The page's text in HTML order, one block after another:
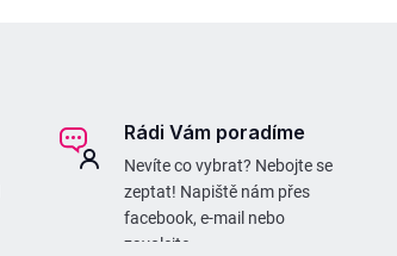
c
í
p
r
Rádi Vám poradíme
Nevíte co vybrat? Nebojte se
zeptat! Napiště nám přes
facebook, e-mail nebo
zavolejte.